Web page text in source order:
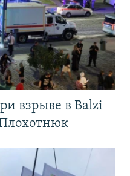
взрыве в Balzi